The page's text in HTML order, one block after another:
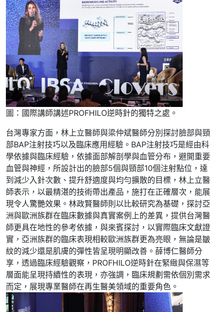
圖：國際講師講述PROFHILO逆時針的獨特之處。
台灣專家方面，林上立醫師與梁仲斌醫師分別探討臉部與頸
部BAP注射技巧以及臨床應用經驗。BAP注射技巧是經由科
學依據與臨床經驗，依據面部解剖學與血管分布，避開重要
血管與神經，所設計出的臉部5個與頸部10個注射點位，達
到減少入針次數、提升舒適度與均勻擴散的目標，林上立醫
師表示，以最精湛的技術帶出產品，施打在正確層次，能展
現令人驚艷效果。林政賢醫師則以比較研究為基礎，探討亞
洲與歐洲族群在臨床數據與真實案例上的差異，提供台灣醫
師更具在地性的參考依據，與來賓探討，以實際臨床文獻證
實，亞洲族群的臨床表現相較歐洲族群更為亮眼，無論是皺
紋的減少還是肌膚的彈性皆呈現明顯改善。薛博仁醫師分
享，透過臨床經驗觀察，PROFHILO逆時針在緊緻與保濕等
層面能呈現持續性的表現，亦強調，臨床規劃需依個別需求
而定，展現專業醫師在再生醫美領域的重要角色。